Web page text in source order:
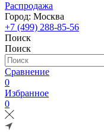
Распродажа
Город: Москва
+7 (499) 288-85-56
Поиск
Поиск
Сравнение
0
Избранное
0